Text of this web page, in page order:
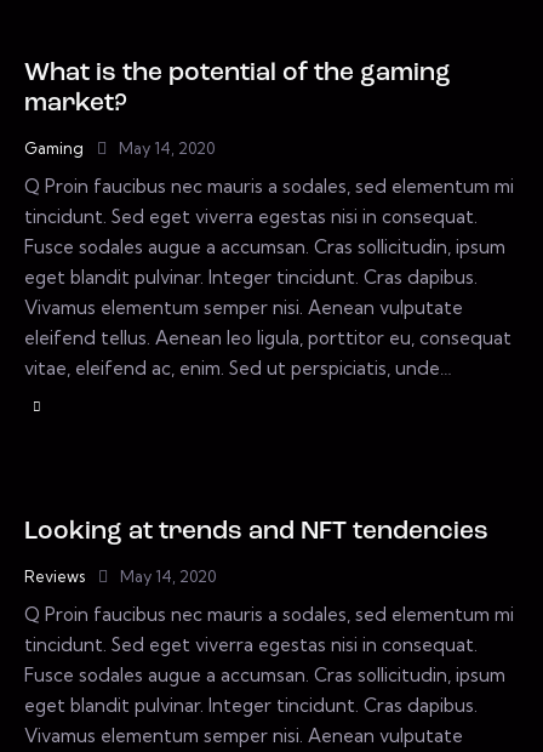
What is the potential of the gaming
market?
Gaming May 14, 2020
Q Proin faucibus nec mauris a sodales, sed elementum mi
tincidunt. Sed eget viverra egestas nisi in consequat.
Fusce sodales augue a accumsan. Cras sollicitudin, ipsum
eget blandit pulvinar. Integer tincidunt. Cras dapibus.
Vivamus elementum semper nisi. Aenean vulputate
eleifend tellus. Aenean leo ligula, porttitor eu, consequat
vitae, eleifend ac, enim. Sed ut perspiciatis, unde…
Looking at trends and NFT tendencies
Reviews May 14, 2020
Q Proin faucibus nec mauris a sodales, sed elementum mi
tincidunt. Sed eget viverra egestas nisi in consequat.
Fusce sodales augue a accumsan. Cras sollicitudin, ipsum
eget blandit pulvinar. Integer tincidunt. Cras dapibus.
Vivamus elementum semper nisi. Aenean vulputate